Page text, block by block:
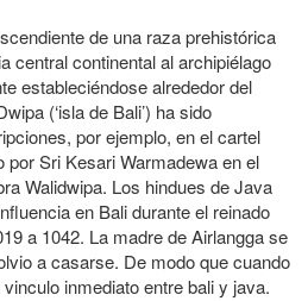
de una raza prehistórica
central continental al archipiélago
estableciéndose alrededor del
(‘isla de Bali’) ha sido
por ejemplo, en el cartel
por Sri Kesari Warmadewa en el
Walidwipa. Los hindues de Java
en Bali durante el reinado
a 1042. La madre de Airlangga se
a casarse. De modo que cuando
inmediato entre bali y java.